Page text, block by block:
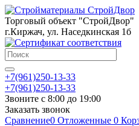
Торговый объект "СтройДвор"
г.Киржач, ул. Наседкинская 1б
+7(961)250-13-33
+7(961)250-13-33
Звоните с 8:00 до 19:00
Заказать звонок
Сравнение0 Отложенные 0